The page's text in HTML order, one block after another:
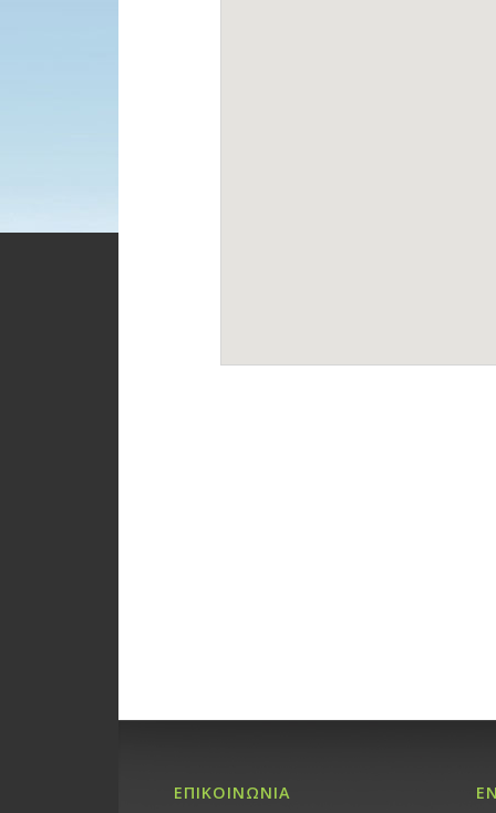
ΕΠΙΚΟΙΝΩΝΙΑ